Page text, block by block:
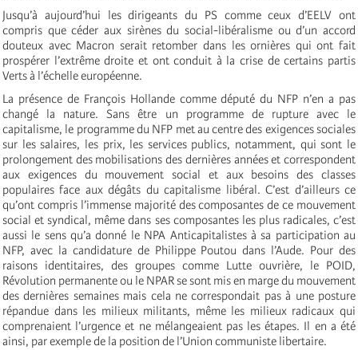
Jusqu’à aujourd’hui les dirigeants du PS comme ceux d’EELV ont
compris que céder aux sirènes du social-libéralisme ou d’un accord
douteux avec Macron serait retomber dans les ornières qui ont fait
prospérer l’extrême droite et ont conduit à la crise de certains partis
Verts à l’échelle européenne.
La présence de François Hollande comme député du NFP n’en a pas
changé la nature. Sans être un programme de rupture avec le
capitalisme, le programme du NFP met au centre des exigences sociales
sur les salaires, les prix, les services publics, notamment, qui sont le
prolongement des mobilisations des dernières années et correspondent
aux exigences du mouvement social et aux besoins des classes
populaires face aux dégâts du capitalisme libéral. C’est d’ailleurs ce
qu’ont compris l’immense majorité des composantes de ce mouvement
social et syndical, même dans ses composantes les plus radicales, c’est
aussi le sens qu’a donné le NPA Anticapitalistes à sa participation au
NFP, avec la candidature de Philippe Poutou dans l’Aude. Pour des
raisons identitaires, des groupes comme Lutte ouvrière, le POID,
Révolution permanente ou le NPAR se sont mis en marge du mouvement
des dernières semaines mais cela ne correspondait pas à une posture
répandue dans les milieux militants, même les milieux radicaux qui
comprenaient l’urgence et ne mélangeaient pas les étapes. Il en a été
ainsi, par exemple de la position de l’Union communiste libertaire.